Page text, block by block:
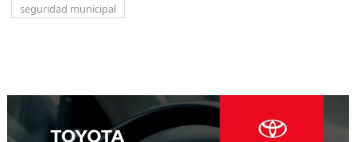
seguridad municipal
entradas